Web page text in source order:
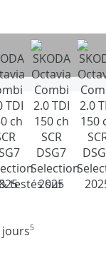
testés sur
5